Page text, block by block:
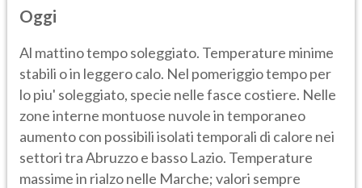
Oggi
Al mattino tempo soleggiato. Temperature minime
stabili o in leggero calo. Nel pomeriggio tempo per
lo piu' soleggiato, specie nelle fasce costiere. Nelle
zone interne montuose nuvole in temporaneo
aumento con possibili isolati temporali di calore nei
settori tra Abruzzo e basso Lazio. Temperature
massime in rialzo nelle Marche; valori sempre